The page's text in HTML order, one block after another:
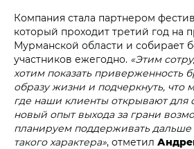
Компания стала партнером
который проходит третий год на
Мурманской области и собирает
участников ежегодно. «Этим
хотим показать приверженность
образу жизни и подчеркнуть, что
где наши клиенты открывают для
новый опыт выхода за грани
планируем поддерживать
такого характера», отметил